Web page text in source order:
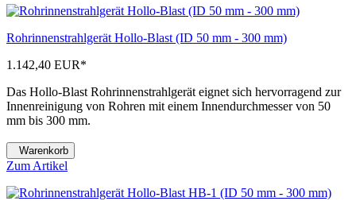
Rohrinnenstrahlgerät Hollo-Blast (ID 50 mm - 300 mm)
1.142,40 EUR*
Das Hollo-Blast Rohrinnenstrahlgerät eignet sich hervorragend zur
Innenreinigung von Rohren mit einem Innendurchmesser von 50
mm bis 300 mm.
Warenkorb
Zum Artikel